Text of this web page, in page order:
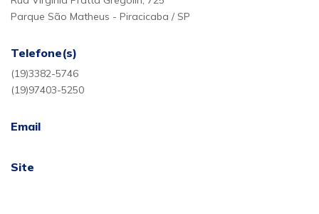
Parque São Matheus - Piracicaba / SP
Telefone(s)
(19)3382-5746
(19)97403-5250
Email
Site